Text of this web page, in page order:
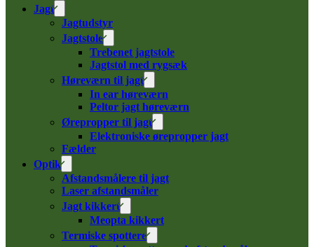
Jagt
Jagtudstyr
Jagtstole
Trebenet jagtstole
Jagtstol med rygsæk
Høreværn til jagt
In ear høreværn
Peltor jagt høreværn
Ørepropper til jagt
Elektroniske ørepropper jagt
Fælder
Optik
Afstandsmålere til jagt
Laser afstandsmåler
Jagt kikkert
Meopta kikkert
Termiske spottere